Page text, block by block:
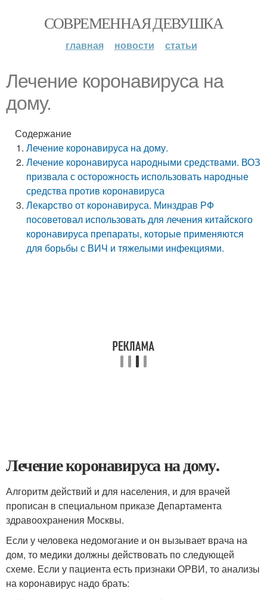
СОВРЕМЕННАЯ ДЕВУШКА
главная новости статьи
Лечение коронавируса на
дому.
Содержание
Лечение коронавируса на дому.
Лечение коронавируса народными средствами. ВОЗ
призвала с осторожность использовать народные
средства против коронавируса
Лекарство от коронавируса. Минздрав РФ
посоветовал использовать для лечения китайского
коронавируса препараты, которые применяются
для борьбы с ВИЧ и тяжелыми инфекциями.
Лечение коронавируса на дому.
Алгоритм действий и для населения, и для врачей
прописан в специальном приказе Департамента
здравоохранения Москвы.
Если у человека недомогание и он вызывает врача на
дом, то медики должны действовать по следующей
схеме. Если у пациента есть признаки ОРВИ, то анализы
на коронавирус надо брать: